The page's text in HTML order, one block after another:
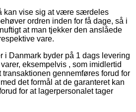
kan vise sig at være særdeles
ordren inden for få dage, så i
at man tjekker den anslåede
vare.
i Danmark byder på 1 dags levering
eksempelvis , som imidlertid
gennemføres forud for
det formål at de garanteret kan
for at lagerpersonalet tager